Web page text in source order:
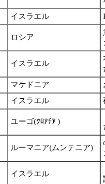
イスラエル
ロシア
イスラエル
マケドニア
イスラエル
ユーゴ(ｸﾛｱﾁｱ )
ルーマニア(ムンテニア)
イスラエル